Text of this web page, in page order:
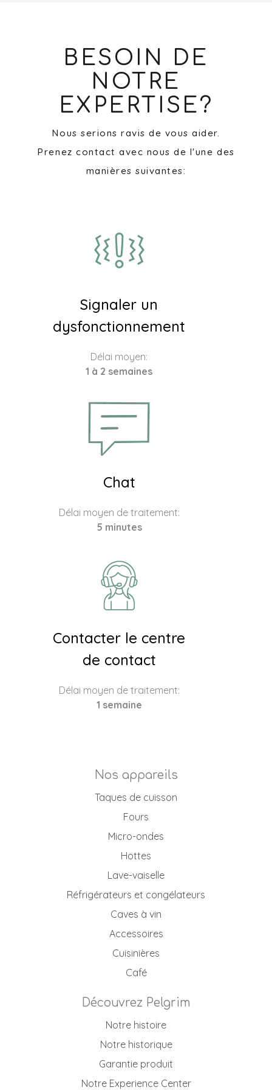
BESOIN DE
NOTRE
EXPERTISE?
Nous serions ravis de vous aider.
Prenez contact avec nous de l'une des
manières suivantes:
Signaler un
dysfonctionnement
Délai moyen:
1 à 2 semaines
Chat
Délai moyen de traitement:
5 minutes
Contacter le centre
de contact
Délai moyen de traitement:
1 semaine
Nos appareils
Taques de cuisson
Fours
Micro-ondes
Hottes
Lave-vaiselle
Réfrigérateurs et congélateurs
Caves à vin
Accessoires
Cuisinières
Café
Découvrez Pelgrim
Notre histoire
Notre historique
Garantie produit
Notre Experience Center